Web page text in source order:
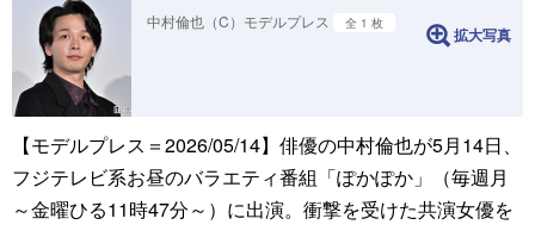
中村倫也（C）モデルプレス 全 1 枚
拡大写真
【モデルプレス＝2026/05/14】俳優の中村倫也が5月14日、
フジテレビ系お昼のバラエティ番組「ぽかぽか」（毎週月
～金曜ひる11時47分～）に出演。衝撃を受けた共演女優を